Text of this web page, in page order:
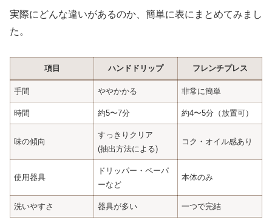
実際にどんな違いがあるのか、簡単に表にまとめてみまし
た。
項目 ハンドドリップ フレンチプレス
手間 ややかかる 非常に簡単
時間 約5〜7分 約4〜5分（放置可）
味の傾向
すっきりクリア
(抽出方法による)
コク・オイル感あり
使用器具
ドリッパー・ペーパ
ーなど
本体のみ
洗いやすさ 器具が多い 一つで完結